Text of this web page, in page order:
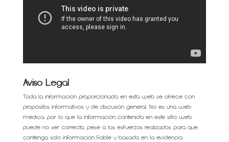
Aviso Legal
Toda la información proporcionada en esta web se ofrece con
propósitos informativos y de discusión general. No es una web
médica, por lo que la información contenida en este sitio web
puede no ser correcta, pese a los esfuerzos realizados para que
contenga solo información fiable y basada en la evidencia